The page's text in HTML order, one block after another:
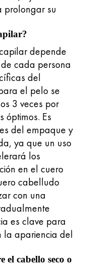
prolongar su
depende
cada persona
del
el pelo se
3 veces por
óptimos. Es
del empaque y
ya que un uso
los
en el cuero
cabelludo
con una
es clave para
la apariencia del
el cabello seco o